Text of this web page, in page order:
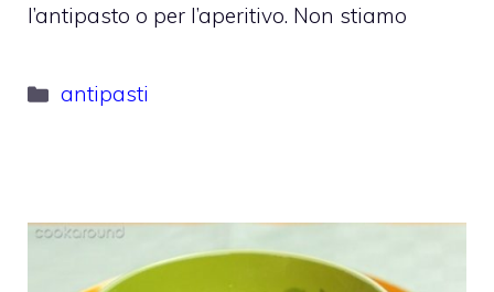
l’antipasto o per l’aperitivo. Non stiamo
Categorie
antipasti